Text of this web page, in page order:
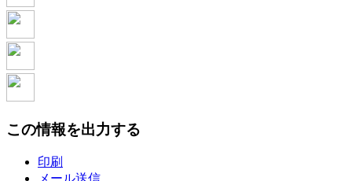
この情報を出力する
印刷